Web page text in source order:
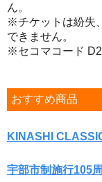
ん。
※チケットは紛失
できません。
※セコマコード
おすすめ商品
KINASHI
宇部市制施行105